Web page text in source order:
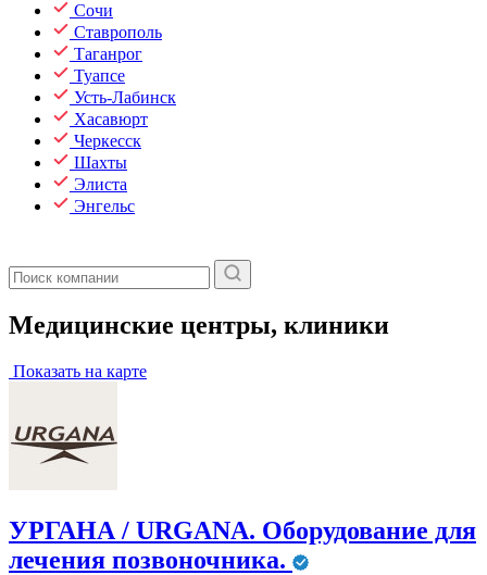
Сочи
Ставрополь
Таганрог
Туапсе
Усть-Лабинск
Хасавюрт
Черкесск
Шахты
Элиста
Энгельс
Медицинские центры, клиники
Показать на карте
УРГАНА / URGANA. Оборудование для
лечения позвоночника.